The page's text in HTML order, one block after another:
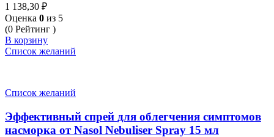
1 138,30 ₽
Оценка 0 из 5
(0 Рейтинг )
В корзину
Список желаний
Список желаний
Эффективный спрей для облегчения симптомов
насморка от Nasol Nebuliser Spray 15 мл